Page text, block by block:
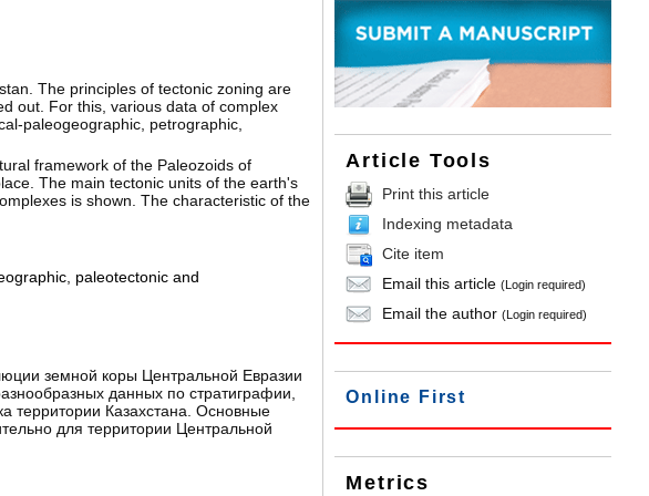
Article Tools
Print this article
Indexing metadata
Cite item
Email this article(Login required)
Email the author(Login required)
Online First
Metrics
The principles of tectonic zoning are
out. For this, various data of complex
paleogeographic, petrographic,
framework of the Paleozoids of
The main tectonic units of the earth's
is shown. The characteristic of the
, paleotectonic and
земной коры Центральной Евразии
данных по стратиграфии,
территории Казахстана. Основные
для территории Центральной